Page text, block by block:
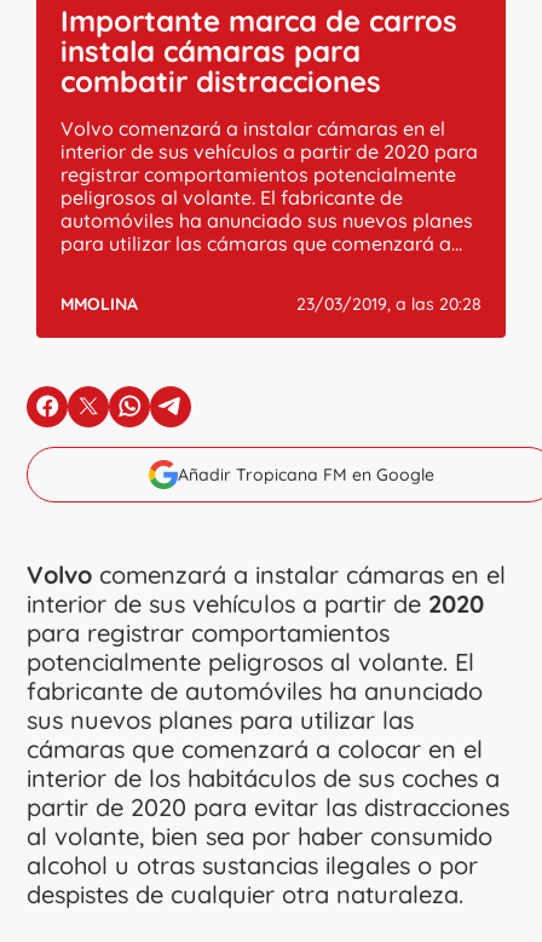
Importante marca de carros
instala cámaras para
combatir distracciones
Volvo comenzará a instalar cámaras en el
interior de sus vehículos a partir de 2020 para
registrar comportamientos potencialmente
peligrosos al volante. El fabricante de
automóviles ha anunciado sus nuevos planes
para utilizar las cámaras que comenzará a...
MMOLINA 23/03/2019, a las 20:28
en Facebook
en Xen Whatsapp
en Telegram
Añadir Tropicana FM en Google
Volvo comenzará a instalar cámaras en el
interior de sus vehículos a partir de 2020
para registrar comportamientos
potencialmente peligrosos al volante. El
fabricante de automóviles ha anunciado
sus nuevos planes para utilizar las
cámaras que comenzará a colocar en el
interior de los habitáculos de sus coches a
partir de 2020 para evitar las distracciones
al volante, bien sea por haber consumido
alcohol u otras sustancias ilegales o por
despistes de cualquier otra naturaleza.